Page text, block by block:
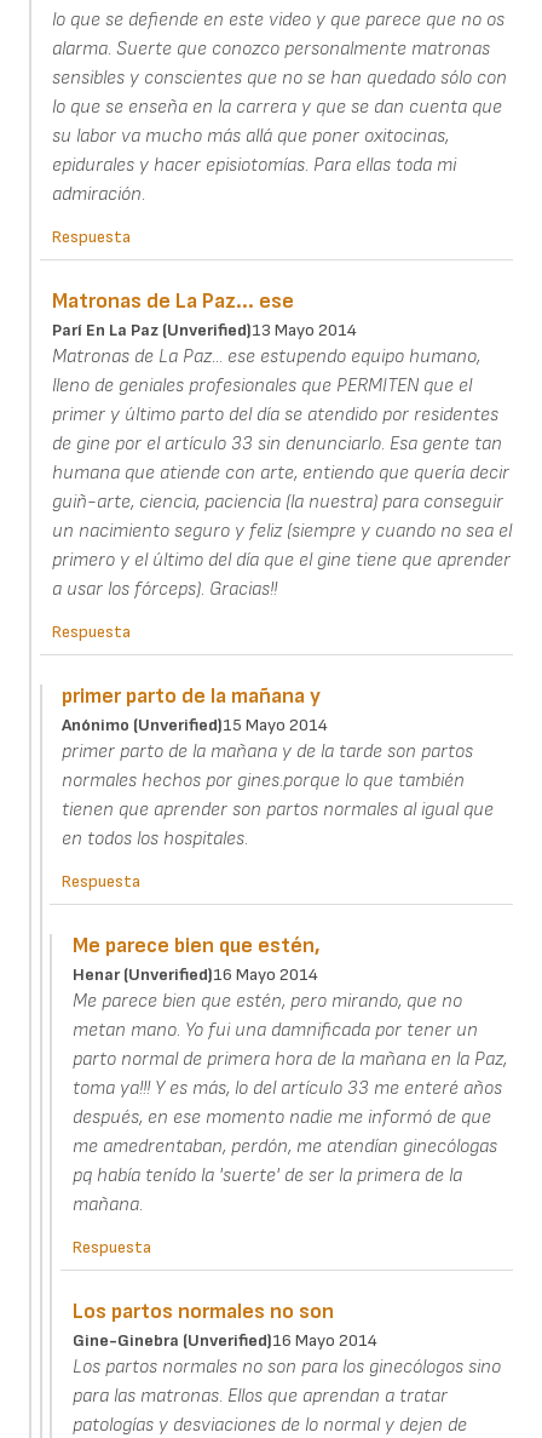
lo que se defiende en este video y que parece que no os
alarma. Suerte que conozco personalmente matronas
sensibles y conscientes que no se han quedado sólo con
lo que se enseña en la carrera y que se dan cuenta que
su labor va mucho más allá que poner oxitocinas,
epidurales y hacer episiotomías. Para ellas toda mi
admiración.
Respuesta
Matronas de La Paz... ese
Parí En La Paz (unverified)13 Mayo 2014
Matronas de La Paz... ese estupendo equipo humano,
lleno de geniales profesionales que PERMITEN que el
primer y último parto del día se atendido por residentes
de gine por el artículo 33 sin denunciarlo. Esa gente tan
humana que atiende con arte, entiendo que quería decir
guiñ-arte, ciencia, paciencia (la nuestra) para conseguir
un nacimiento seguro y feliz (siempre y cuando no sea el
primero y el último del día que el gine tiene que aprender
a usar los fórceps). Gracias!!
Respuesta
primer parto de la mañana y
Anónimo (unverified)15 Mayo 2014
primer parto de la mañana y de la tarde son partos
normales hechos por gines.porque lo que también
tienen que aprender son partos normales al igual que
en todos los hospitales.
Respuesta
Me parece bien que estén,
Henar (unverified)16 Mayo 2014
Me parece bien que estén, pero mirando, que no
metan mano. Yo fui una damnificada por tener un
parto normal de primera hora de la mañana en la Paz,
toma ya!!! Y es más, lo del artículo 33 me enteré años
después, en ese momento nadie me informó de que
me amedrentaban, perdón, me atendían ginecólogas
pq había tenído la 'suerte' de ser la primera de la
mañana.
Respuesta
Los partos normales no son
Gine-Ginebra (unverified)16 Mayo 2014
Los partos normales no son para los ginecólogos sino
para las matronas. Ellos que aprendan a tratar
patologías y desviaciones de lo normal y dejen de